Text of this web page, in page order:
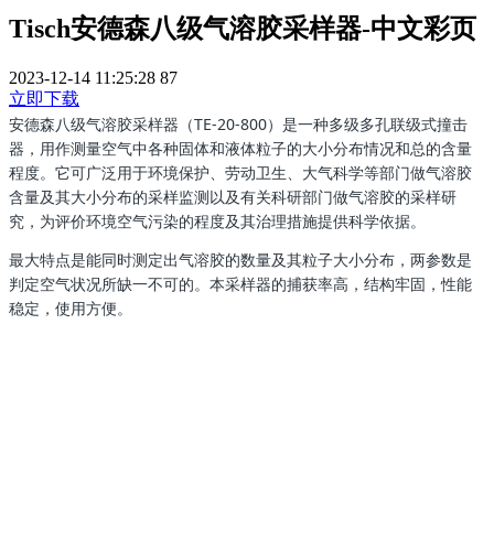
Tisch安德森八级气溶胶采样器-中文彩页
2023-12-14 11:25:28 87
立即下载
安德森八级气溶胶采样器（TE-20-800）是一种多级多孔联级式撞击
器，用作测量空气中各种固体和液体粒子的大小分布情况和总的含量
程度。它可广泛用于环境保护、劳动卫生、大气科学等部门做气溶胶
含量及其大小分布的采样监测以及有关科研部门做气溶胶的采样研
究，为评价环境空气污染的程度及其治理措施提供科学依据。
最大特点是能同时测定出气溶胶的数量及其粒子大小分布，两参数是
判定空气状况所缺一不可的。本采样器的捕获率高，结构牢固，性能
稳定，使用方便。